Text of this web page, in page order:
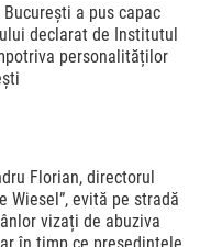
a pus capac
declarat de Institutul
personalităților
Florian, directorul
Wiesel”, evită pe stradă
vizați de abuziva